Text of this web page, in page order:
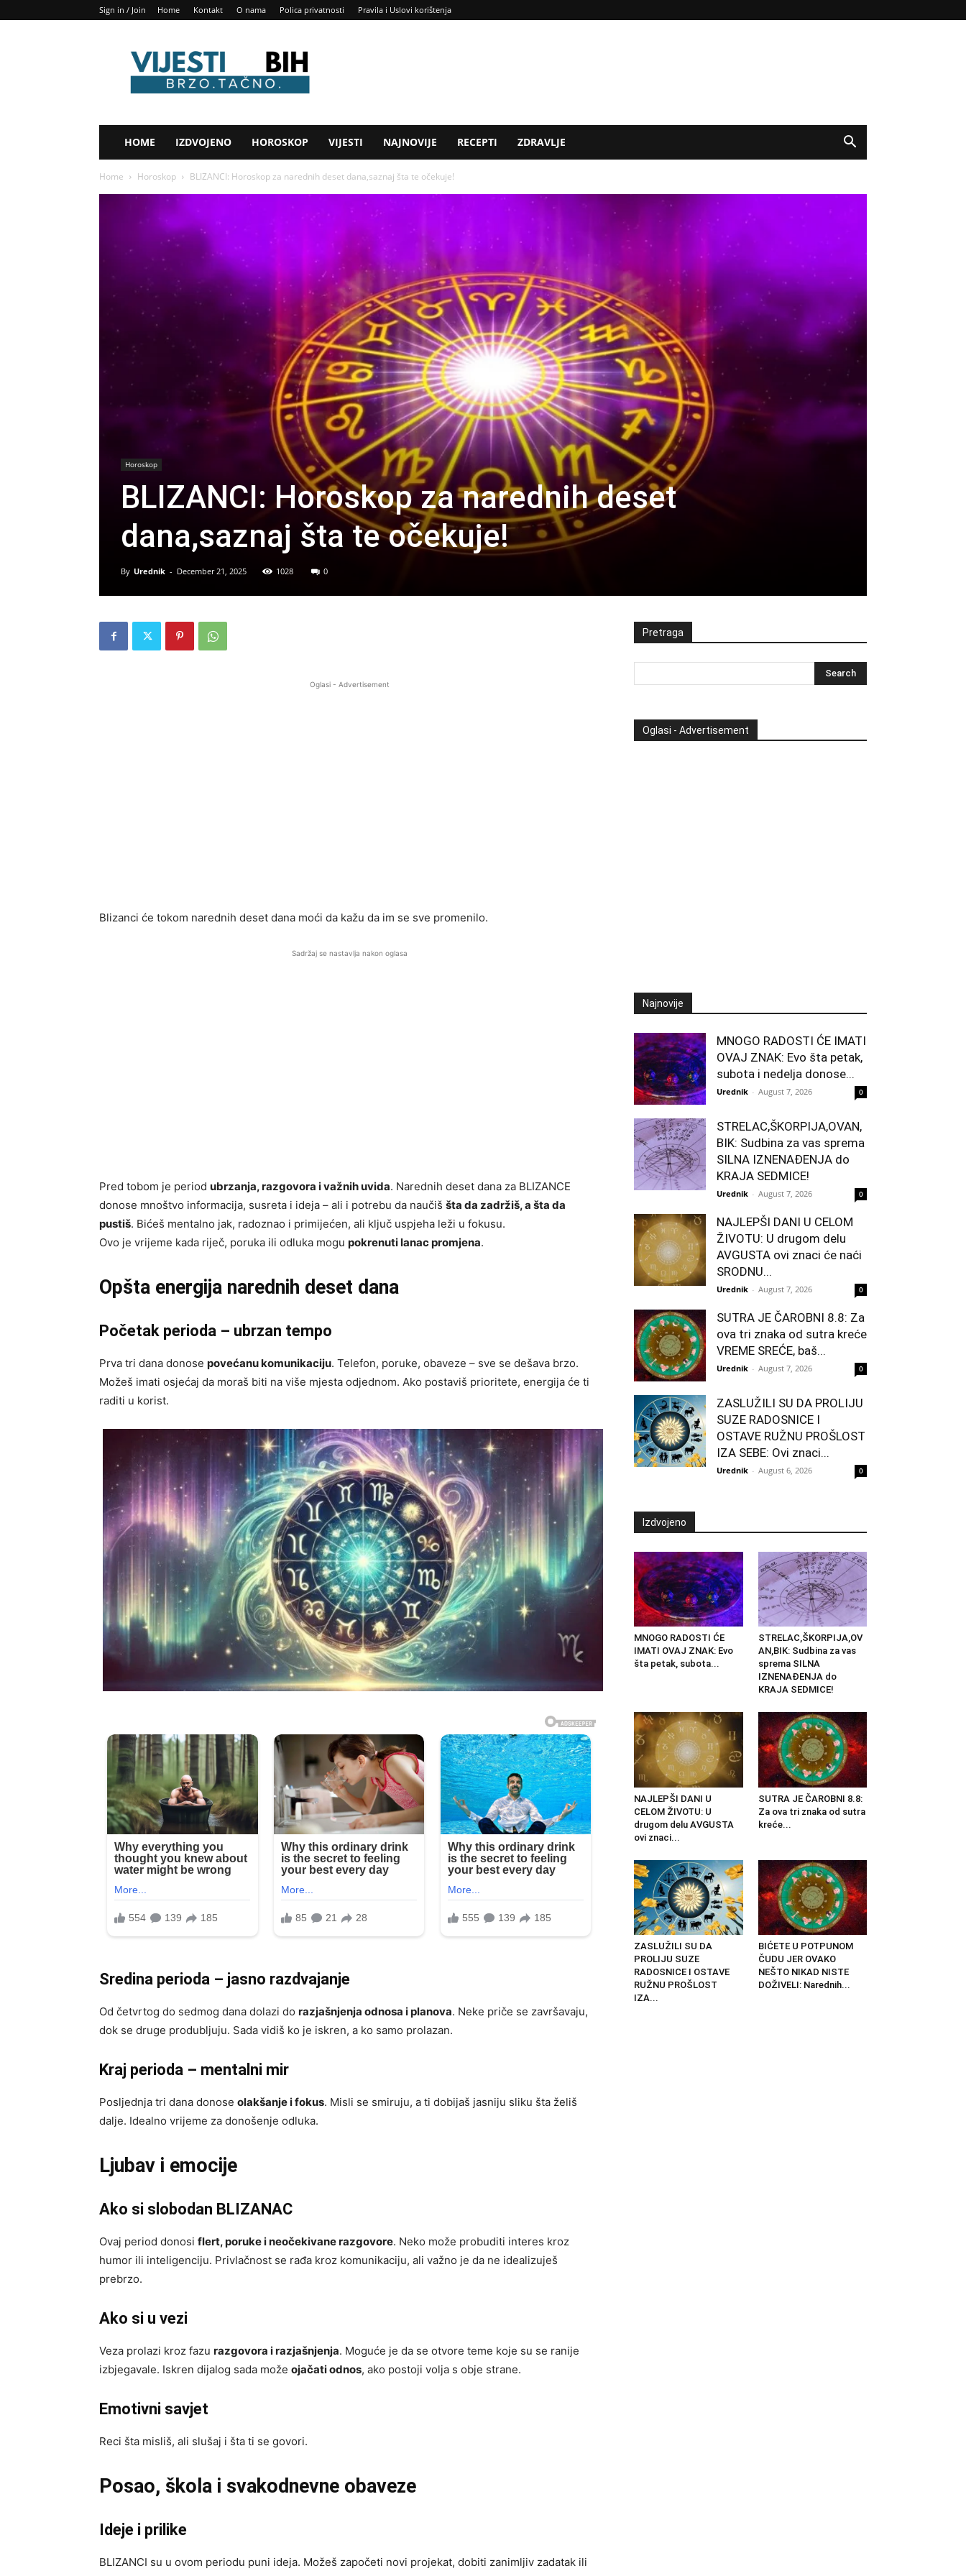
Sign in / Join Home Kontakt O nama Polica privatnosti Pravila i Uslovi korištenja
BIH
HOME IZDVOJENO HOROSKOP VIJESTI NAJNOVIJE RECEPTI ZDRAVLJE
Home Horoskop BLIZANCI: Horoskop za narednih deset dana,saznaj šta te očekuje!
Horoskop
BLIZANCI: Horoskop za narednih deset
dana,saznaj šta te očekuje!
By Urednik - December 21, 2025 1028 0
Oglasi - Advertisement
Blizanci će tokom narednih deset dana moći da kažu da im se sve promenilo.
Sadržaj se nastavlja nakon oglasa
Pred tobom je period ubrzanja, razgovora i važnih uvida. Narednih deset dana za BLIZANCE
donose mnoštvo informacija, susreta i ideja – ali i potrebu da naučiš šta da zadržiš, a šta da
pustiš. Bićeš mentalno jak, radoznao i primijećen, ali ključ uspjeha leži u fokusu.
Ovo je vrijeme kada riječ, poruka ili odluka mogu pokrenuti lanac promjena.
Opšta energija narednih deset dana
Početak perioda – ubrzan tempo
Prva tri dana donose povećanu komunikaciju. Telefon, poruke, obaveze – sve se dešava brzo.
Možeš imati osjećaj da moraš biti na više mjesta odjednom. Ako postaviš prioritete, energija će ti
raditi u korist.
Sredina perioda – jasno razdvajanje
Od četvrtog do sedmog dana dolazi do razjašnjenja odnosa i planova. Neke priče se završavaju,
dok se druge produbljuju. Sada vidiš ko je iskren, a ko samo prolazan.
Kraj perioda – mentalni mir
Posljednja tri dana donose olakšanje i fokus. Misli se smiruju, a ti dobijaš jasniju sliku šta želiš
dalje. Idealno vrijeme za donošenje odluka.
Ljubav i emocije
Ako si slobodan BLIZANAC
Ovaj period donosi flert, poruke i neočekivane razgovore. Neko može probuditi interes kroz
humor ili inteligenciju. Privlačnost se rađa kroz komunikaciju, ali važno je da ne idealizuješ
prebrzo.
Ako si u vezi
Veza prolazi kroz fazu razgovora i razjašnjenja. Moguće je da se otvore teme koje su se ranije
izbjegavale. Iskren dijalog sada može ojačati odnos, ako postoji volja s obje strane.
Emotivni savjet
Reci šta misliš, ali slušaj i šta ti se govori.
Posao, škola i svakodnevne obaveze
Ideje i prilike
BLIZANCI su u ovom periodu puni ideja. Možeš započeti novi projekat, dobiti zanimljiv zadatak ili
Pretraga
Oglasi - Advertisement
Najnovije
MNOGO RADOSTI ĆE IMATI
OVAJ ZNAK: Evo šta petak,
subota i nedelja donose...
Urednik - August 7, 2026 0
STRELAC,ŠKORPIJA,OVAN,
BIK: Sudbina za vas sprema
SILNA IZNENAĐENJA do
KRAJA SEDMICE!
Urednik - August 7, 2026 0
NAJLEPŠI DANI U CELOM
ŽIVOTU: U drugom delu
AVGUSTA ovi znaci će naći
SRODNU...
Urednik - August 7, 2026 0
SUTRA JE ČAROBNI 8.8: Za
ova tri znaka od sutra kreće
VREME SREĆE, baš...
Urednik - August 7, 2026 0
ZASLUŽILI SU DA PROLIJU
SUZE RADOSNICE I
OSTAVE RUŽNU PROŠLOST
IZA SEBE: Ovi znaci...
Urednik - August 6, 2026 0
Izdvojeno
MNOGO RADOSTI ĆE
IMATI OVAJ ZNAK: Evo
šta petak, subota...
STRELAC,ŠKORPIJA,OV
AN,BIK: Sudbina za vas
sprema SILNA
IZNENAĐENJA do
KRAJA SEDMICE!
NAJLEPŠI DANI U
CELOM ŽIVOTU: U
drugom delu AVGUSTA
ovi znaci...
SUTRA JE ČAROBNI 8.8:
Za ova tri znaka od sutra
kreće...
ZASLUŽILI SU DA
PROLIJU SUZE
RADOSNICE I OSTAVE
RUŽNU PROŠLOST
IZA...
BIĆETE U POTPUNOM
ČUDU JER OVAKO
NEŠTO NIKAD NISTE
DOŽIVELI: Narednih...